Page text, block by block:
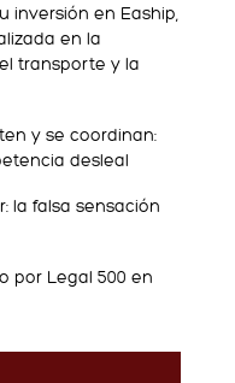
inversión en Eaship,
en la
transporte y la
y se coordinan:
desleal
la falsa sensación
por Legal 500 en